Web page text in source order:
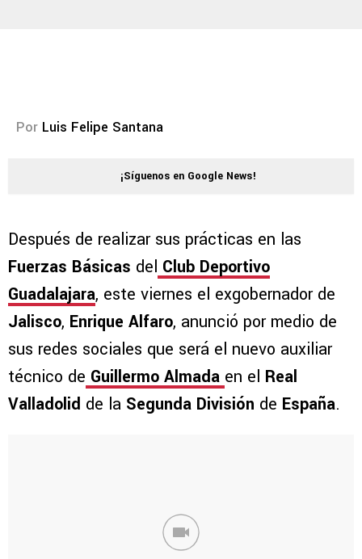
Por Luis Felipe Santana
¡Síguenos en Google News!
Después de realizar sus prácticas en las
Fuerzas Básicas del Club Deportivo
Guadalajara, este viernes el exgobernador de
Jalisco, Enrique Alfaro, anunció por medio de
sus redes sociales que será el nuevo auxiliar
técnico de Guillermo Almada en el Real
Valladolid de la Segunda División de España.